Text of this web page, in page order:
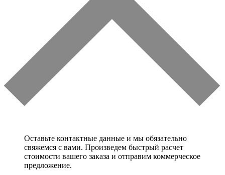
Оставьте контактные данные и мы обязательно
свяжемся с вами. Произведем быстрый расчет
стоимости вашего заказа и отправим коммерческое
предложение.